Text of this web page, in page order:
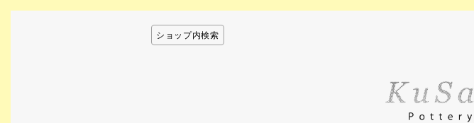
ショップ内検索